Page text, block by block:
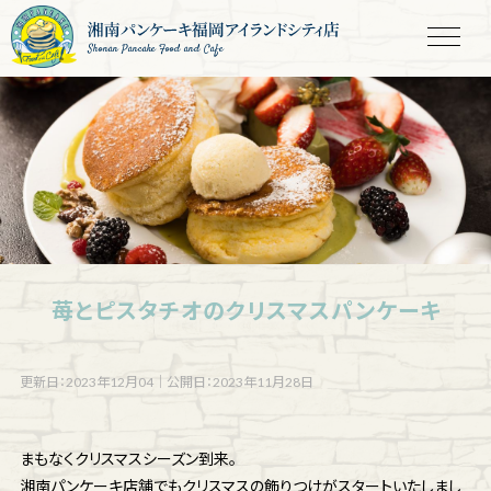
Shonan Pancake Food and Cafe
苺とピスタチオのクリスマスパンケーキ
更新日：2023年12月04｜ 公開日：2023年11月28日
まもなくクリスマスシーズン到来。
湘南パンケーキ店舗でもクリスマスの飾りつけがスタートいたしまし